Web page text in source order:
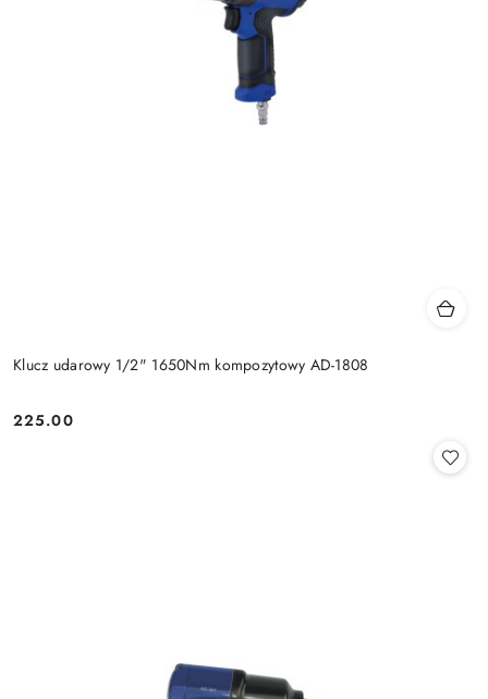
Klucz udarowy 1/2" 1650Nm kompozytowy AD-1808
Cena:
225.00